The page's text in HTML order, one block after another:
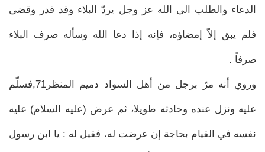
الدعاء والطلب الى الله عز وجل يردّ البلاء وقد قدر وقضى
فلم يبق إلاّ إمضاؤه، فإنه إذا دعا الله وسأله صرف البلاء
صرفاً .
وروي أنه مرّ برجل من أهل السواد دميم المنظر71,فسلّم
عليه ونزل عنده وحادثه طويلا، ثم عرض (عليه السلام) عليه
نفسه في القيام بحاجة إن عرضت له، فقيل له : يا ابن رسول